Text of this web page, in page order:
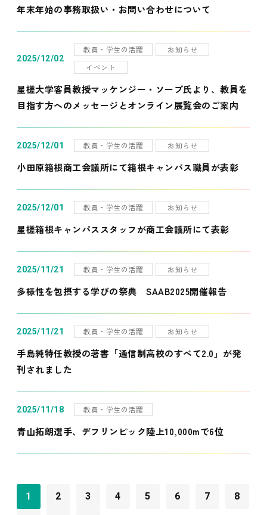
年末年始の事務取扱い・お問い合わせについて
2025/12/02
教員・学生の活躍
お知らせ
イベント
星槎大学客員教授マッケンジー・ソープ氏より、教員を
目指す方へのメッセージとオンライン展覧会のご案内
2025/12/01 教員・学生の活躍 お知らせ
小田原箱根商工会議所にて箱根キャンパス職員が表彰
2025/12/01 教員・学生の活躍 お知らせ
星槎箱根キャンパススタッフが商工会議所にて表彰
2025/11/21 教員・学生の活躍 お知らせ
多様性を包摂する学びの祭典 SAAB2025開催報告
2025/11/21 教員・学生の活躍 お知らせ
手島純特任教授の著書「通信制高校のすべて2.0」が発
刊されました
2025/11/18 教員・学生の活躍
青山拓朗選手、デフリンピック陸上10,000mで6位
1 2 3 4 5 6 7 8